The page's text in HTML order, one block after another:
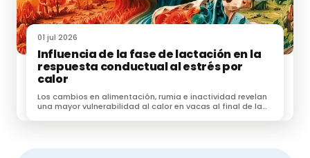
01 jul 2026
Influencia de la fase de lactación en la
respuesta conductual al estrés por
calor
Los cambios en alimentación, rumia e inactividad revelan
una mayor vulnerabilidad al calor en vacas al final de la